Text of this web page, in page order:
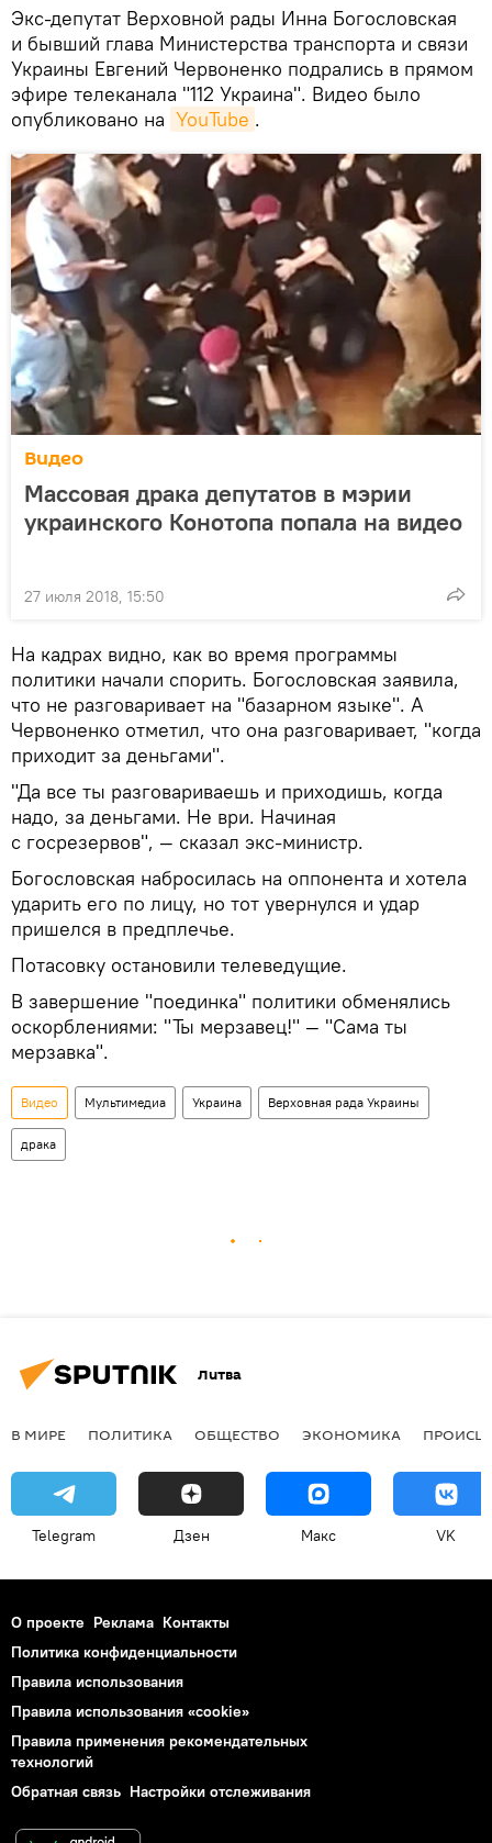
Экс-депутат Верховной рады Инна Богословская
и бывший глава Министерства транспорта и связи
Украины Евгений Червоненко подрались в прямом
эфире телеканала "112 Украина". Видео было
опубликовано на YouTube .
Видео
Массовая драка депутатов в мэрии
украинского Конотопа попала на видео
27 июля 2018, 15:50
На кадрах видно, как во время программы
политики начали спорить. Богословская заявила,
что не разговаривает на "базарном языке". А
Червоненко отметил, что она разговаривает, "когда
приходит за деньгами".
"Да все ты разговариваешь и приходишь, когда
надо, за деньгами. Не ври. Начиная
с госрезервов", — сказал экс-министр.
Богословская набросилась на оппонента и хотела
ударить его по лицу, но тот увернулся и удар
пришелся в предплечье.
Потасовку остановили телеведущие.
В завершение "поединка" политики обменялись
оскорблениями: "Ты мерзавец!" — "Сама ты
мерзавка".
Видео Мультимедиа Украина Верховная рада Украины
драка
Литва
В МИРЕ ПОЛИТИКА ОБЩЕСТВО ЭКОНОМИКА
Telegram Дзен Макс VK
О проекте Реклама Контакты
Политика конфиденциальности
Правила использования
Правила использования «cookie»
Правила применения рекомендательных
технологий
Обратная связь Настройки отслеживания